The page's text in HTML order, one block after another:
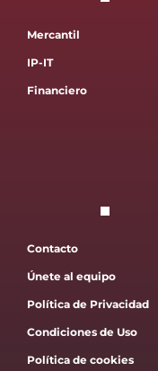
Mercantil
IP-IT
Financiero
Contacto
Únete al equipo
Política de Privacidad
Condiciones de Uso
Política de cookies